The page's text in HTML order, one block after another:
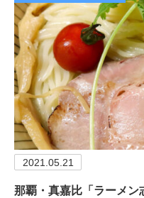
2021.05.21
那覇・真嘉比「ラーメン